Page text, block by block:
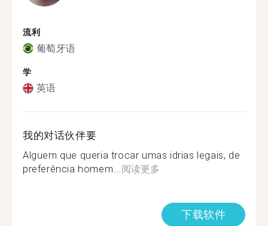
流利
葡萄牙语
学
英语
我的对话伙伴要
Alguem que queria trocar umas idrias legais, de
preferência homem...阅读更多
下载软件